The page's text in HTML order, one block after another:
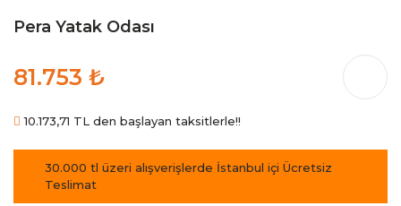
Pera Yatak Odası
81.753 ₺
10.173,71 TL den başlayan taksitlerle!!
30.000 tl üzeri alışverişlerde İstanbul içi Ücretsiz
Teslimat